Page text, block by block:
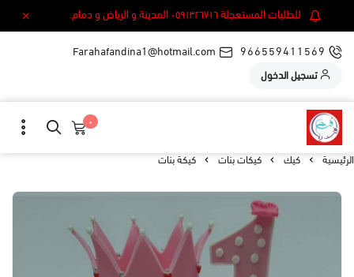
للطلبات المستعجلة ٠٥٩١٣٢٦٧١٦ المدينة و الرياض و دمام.
966559411569
Farahafandina1@hotmail.com
تسجيل الدخول
٠
الرئيسية كيك كيكات بنات كيكة بنات